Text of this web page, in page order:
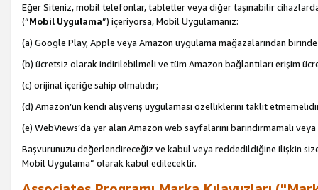
Eğer Siteniz, mobil telefonlar, tabletler veya diğer taşınabilir
(“Mobil Uygulama”) içeriyorsa, Mobil Uygulamanız:
(a) Google Play, Apple veya Amazon uygulama mağazalarından birinde
(b) ücretsiz olarak indirilebilmeli ve tüm Amazon bağlantıları erişim
(c) orijinal içeriğe sahip olmalıdır;
(d) Amazon’un kendi alışveriş uygulaması özelliklerini taklit
(e) WebViews’da yer alan Amazon web sayfalarını barındırmamalı
Başvurunuzu değerlendireceğiz ve kabul veya reddedildiğine ilişkin
Mobil Uygulama” olarak kabul edilecektir.